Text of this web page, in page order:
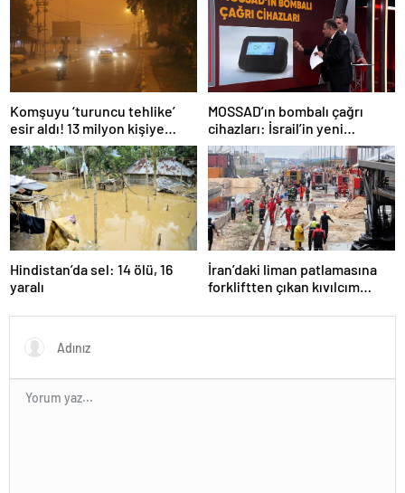
planı güncelleniyor!
Komşuyu ‘turuncu tehlike’
esir aldı! 13 milyon kişiye
“evde kalın” uyarısı…
MOSSAD’ın bombalı çağrı
cihazları: İsrail’in yeni
suikastını MİT önledi
Hindistan’da sel: 14 ölü, 16
yaralı
İran’daki liman patlamasına
forkliftten çıkan kıvılcım